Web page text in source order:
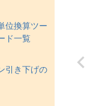
位換算ツー
ド一覧
引き下げの